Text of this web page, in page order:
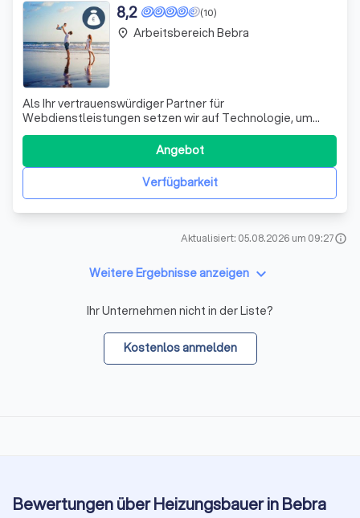
(10)
8,2
Als Ihr vertrauenswürdiger Partner für
Webdienstleistungen setzen wir auf Technologie, um
Ihnen ein optimales Online-Erlebnis zu bieten. Wir
verwenden technisch notwendige Cookies, um die
Funktionalität unserer Webseite zu gewährleisten.
Darüber hinaus bieten wir Ihnen die Möglichkeit, weitere
Verfügbarkeit
Angebot
place Arbeitsbereich Bebra
Aktualisiert: 05.08.2026 um 09:27info
Weitere Ergebnisse anzeigen keyboard_arrow_down
Ihr Unternehmen nicht in der Liste?
Kostenlos anmelden
Bewertungen über Heizungsbauer in Bebra